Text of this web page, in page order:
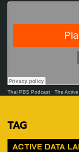
Thai PBS Podcast · The
TAG
ACTIVE DATA